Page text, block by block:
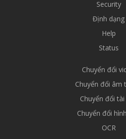
Security
Định dạng
Help
Status
Chuyển đổi
Chuyển đổi âm
Chuyển đổi tài
Chuyển đổi
OCR